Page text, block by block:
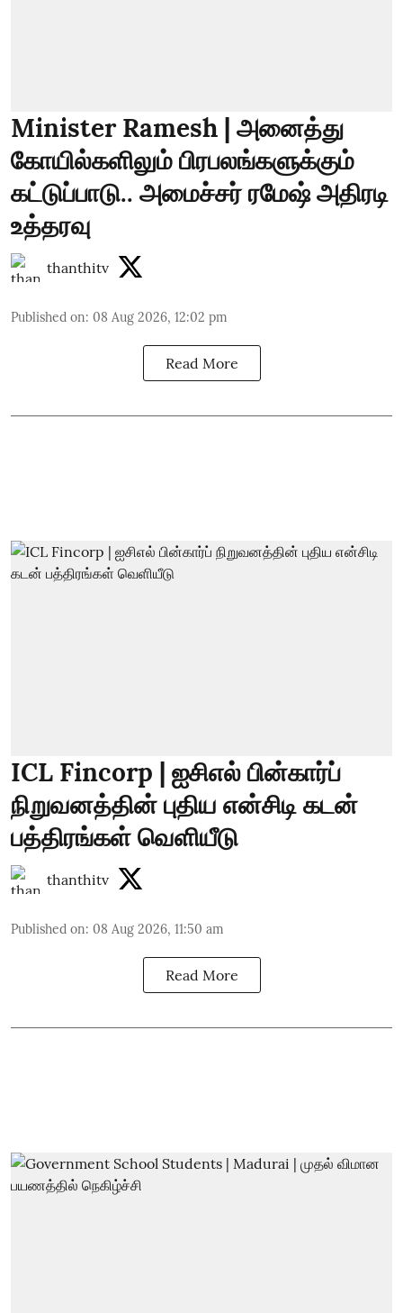
Minister Ramesh | அனைத்து
கோயில்களிலும் பிரபலங்களுக்கும்
கட்டுப்பாடு.. அமைச்சர் ரமேஷ் அதிரடி
உத்தரவு
thanthitv
Published on: 08 Aug 2026, 12:02 pm
Read More
ICL Fincorp | ஐசிஎல் பின்கார்ப்
நிறுவனத்தின் புதிய என்சிடி கடன்
பத்திரங்கள் வெளியீடு
thanthitv
Published on: 08 Aug 2026, 11:50 am
Read More